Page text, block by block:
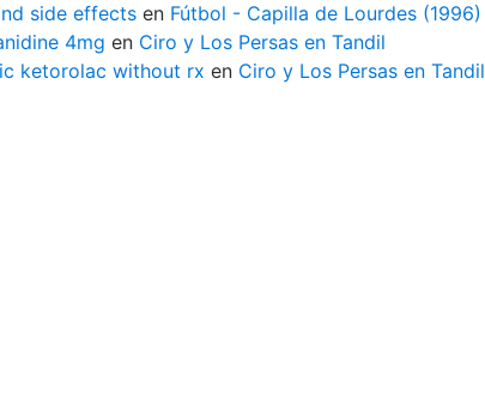
side effects en Fútbol - Capilla de Lourdes (1996)
4mg en Ciro y Los Persas en Tandil
ketorolac without rx en Ciro y Los Persas en Tandil